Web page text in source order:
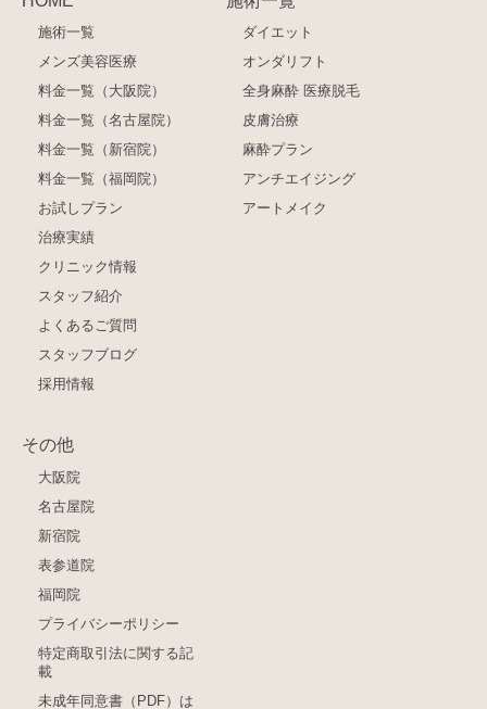
施術一覧
メンズ美容医療
料金一覧（大阪院）
料金一覧（名古屋院）
料金一覧（新宿院）
料金一覧（福岡院）
お試しプラン
治療実績
クリニック情報
スタッフ紹介
よくあるご質問
スタッフブログ
採用情報
ダイエット
オンダリフト
全身麻酔 医療脱毛
皮膚治療
麻酔プラン
アンチエイジング
アートメイク
その他
大阪院
名古屋院
新宿院
表参道院
福岡院
プライバシーポリシー
特定商取引法に関する記
載
未成年同意書（PDF）は